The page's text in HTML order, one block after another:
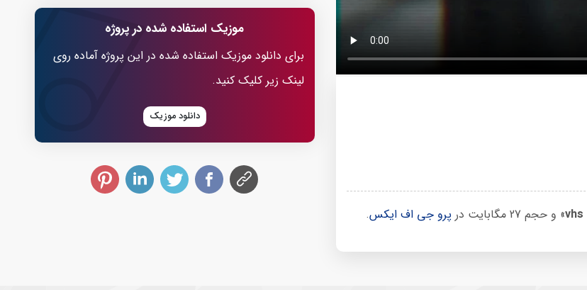
» و حجم 27 مگابایت در پرو جی اف ایکس.
موزیک استفاده شده در پروژه
برای دانلود موزیک استفاده شده در این پروژه آماده روی
لینک زیر کلیک کنید.
دانلود موزیک